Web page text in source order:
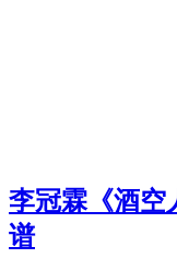
李冠霖《酒空
谱